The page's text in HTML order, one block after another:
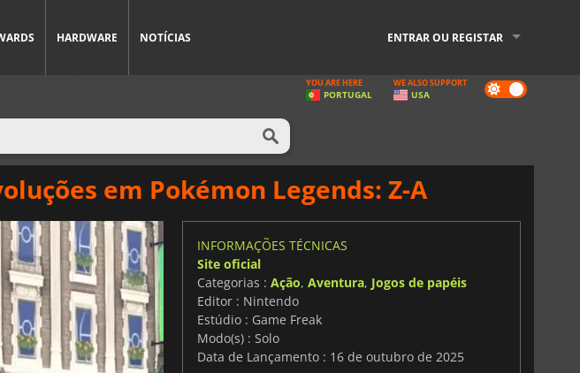
HARDWARE NOTÍCIAS ENTRAR OU REGISTAR
Dark
mode
YOU ARE HERE
PORTUGAL
WE ALSO SUPPORT
USA
em Pokémon Legends: Z-A
INFORMAÇÕES TÉCNICAS
Site oficial
Categorias : Ação, Aventura, Jogos de papéis
Editor : Nintendo
Estúdio : Game Freak
Modo(s) : Solo
Data de Lançamento : 16 de outubro de 2025